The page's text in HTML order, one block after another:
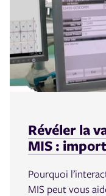
Révéler la
MIS :
Pourquoi
MIS peut vous